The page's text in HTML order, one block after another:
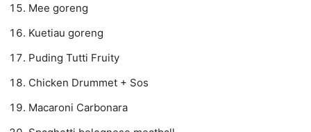
Mee goreng
Kuetiau goreng
Puding Tutti Fruity
Chicken Drummet + Sos
Macaroni Carbonara